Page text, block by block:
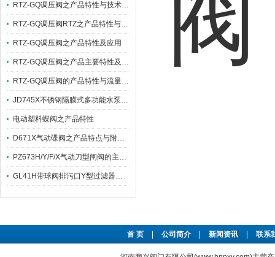
RTZ-GQ调压阀之产品特性与技术参数应用
RTZ-GQ调压阀RTZ之产品特性与技术参数
RTZ-GQ调压阀之产品特性及应用
RTZ-GQ调压阀之产品主要特性及其技术参数
RTZ-GQ调压阀的产品特性与流量对照表
JD745X不锈钢隔膜式多功能水泵控制阀之产品功能特点与应用
电动塑料蝶阀之产品特性
D671X气动碟阀之产品特点与附件选项
PZ673H/Y/F/X气动刀型闸阀的主要特点有哪些？
GL41H带球阀排污口Y型过滤器之产品主要特点及其分类说明
首 页 公司简介 新闻资讯 联系